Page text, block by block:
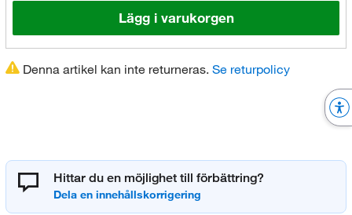
Lägg i varukorgen
Denna artikel kan inte returneras. Se returpolicy
Hittar du en möjlighet till förbättring?